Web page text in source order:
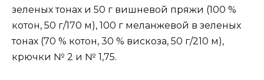
зеленых тонах и 50 г вишневой пряжи (100 %
котон, 50 г/170 м), 100 г меланжевой в зеленых
тонах (70 % котон, 30 % вискоза, 50 г/210 м),
крючки № 2 и № 1,75.